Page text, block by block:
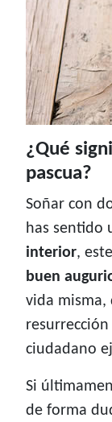
¿Qué
pascua?
Soñar con
has sentido
interior,
buen
vida misma,
ciudadano
Si
de forma